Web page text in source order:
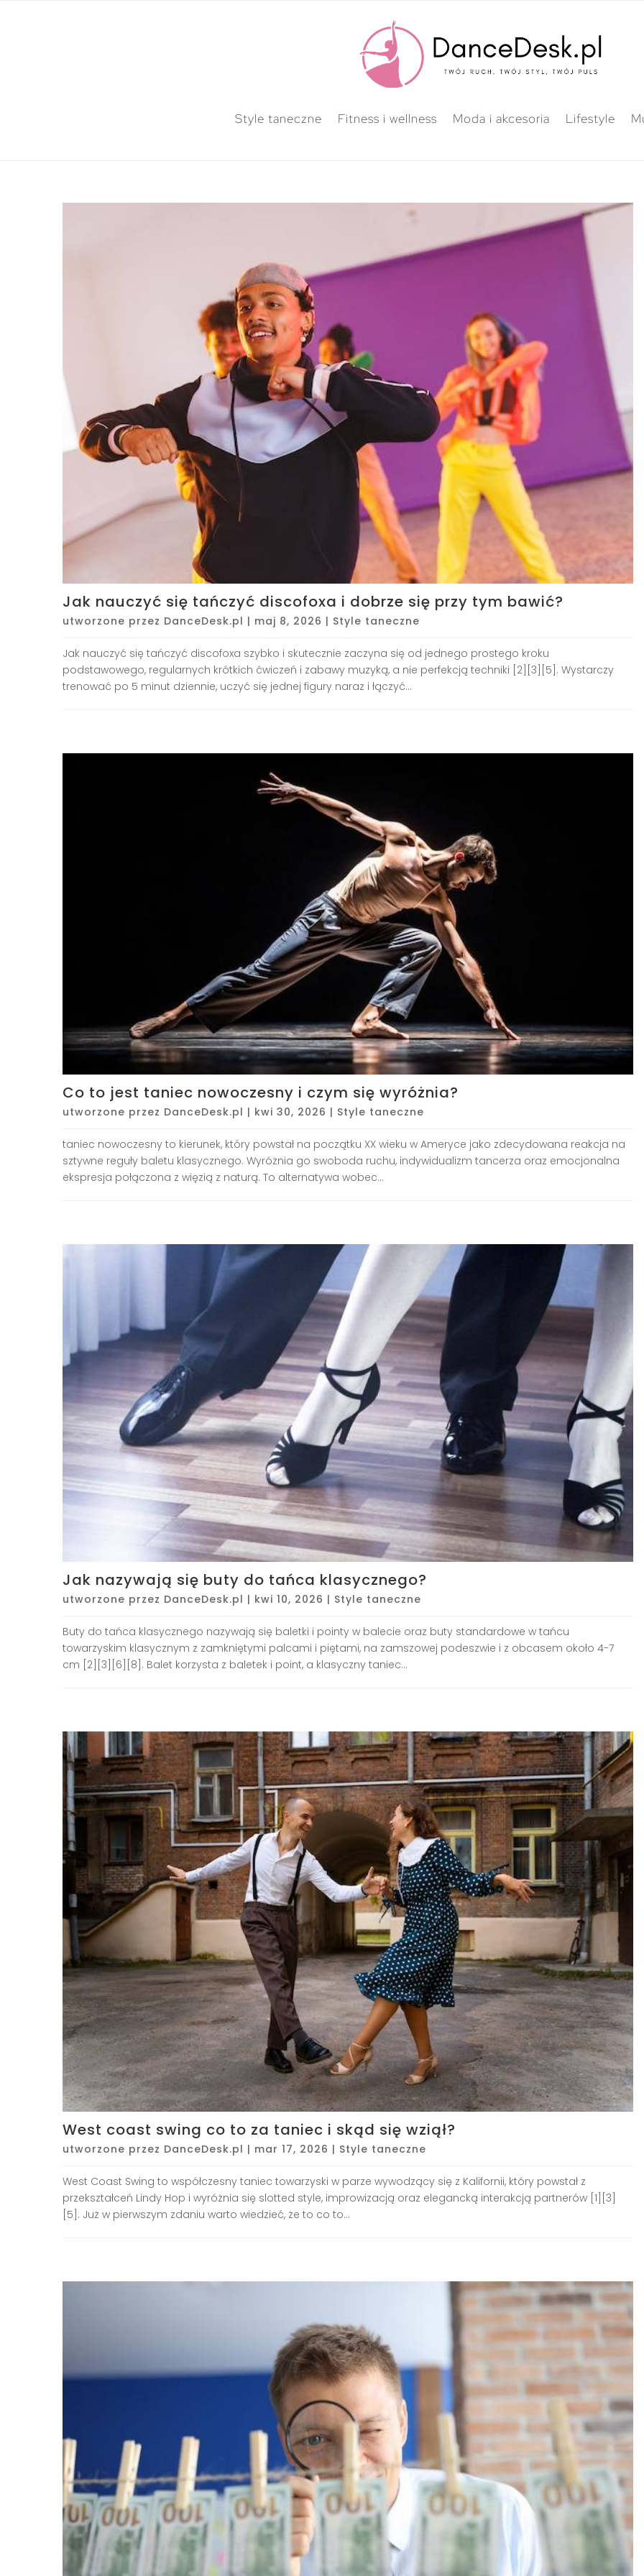
Style taneczne Fitness i wellness Moda i akcesoria Lifestyle
Jak nauczyć się tańczyć discofoxa i dobrze się przy tym bawić?
utworzone przez DanceDesk.pl | maj 8, 2026 | Style taneczne
Jak nauczyć się tańczyć discofoxa szybko i skutecznie zaczyna się od jednego prostego kroku
podstawowego, regularnych krótkich ćwiczeń i zabawy muzyką, a nie perfekcją techniki [2][3][5]. Wystarczy
trenować po 5 minut dziennie, uczyć się jednej figury naraz i łączyć...
Co to jest taniec nowoczesny i czym się wyróżnia?
utworzone przez DanceDesk.pl | kwi 30, 2026 | Style taneczne
taniec nowoczesny to kierunek, który powstał na początku XX wieku w Ameryce jako zdecydowana reakcja na
sztywne reguły baletu klasycznego. Wyróżnia go swoboda ruchu, indywidualizm tancerza oraz emocjonalna
ekspresja połączona z więzią z naturą. To alternatywa wobec...
Jak nazywają się buty do tańca klasycznego?
utworzone przez DanceDesk.pl | kwi 10, 2026 | Style taneczne
Buty do tańca klasycznego nazywają się baletki i pointy w balecie oraz buty standardowe w tańcu
towarzyskim klasycznym z zamkniętymi palcami i piętami, na zamszowej podeszwie i z obcasem około 4-7
cm [2][3][6][8]. Balet korzysta z baletek i point, a klasyczny taniec...
West coast swing co to za taniec i skąd się wziął?
utworzone przez DanceDesk.pl | mar 17, 2026 | Style taneczne
West Coast Swing to współczesny taniec towarzyski w parze wywodzący się z Kalifornii, który powstał z
przekształceń Lindy Hop i wyróżnia się slotted style, improwizacją oraz elegancką interakcją partnerów [1][3]
[5]. Już w pierwszym zdaniu warto wiedzieć, że to co to...